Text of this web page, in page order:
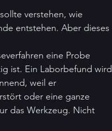
verstehen, wie
entstehen. Aber dieses
eine Probe
ist. Ein Laborbefund wird
weil er
oder eine ganze
das Werkzeug. Nicht